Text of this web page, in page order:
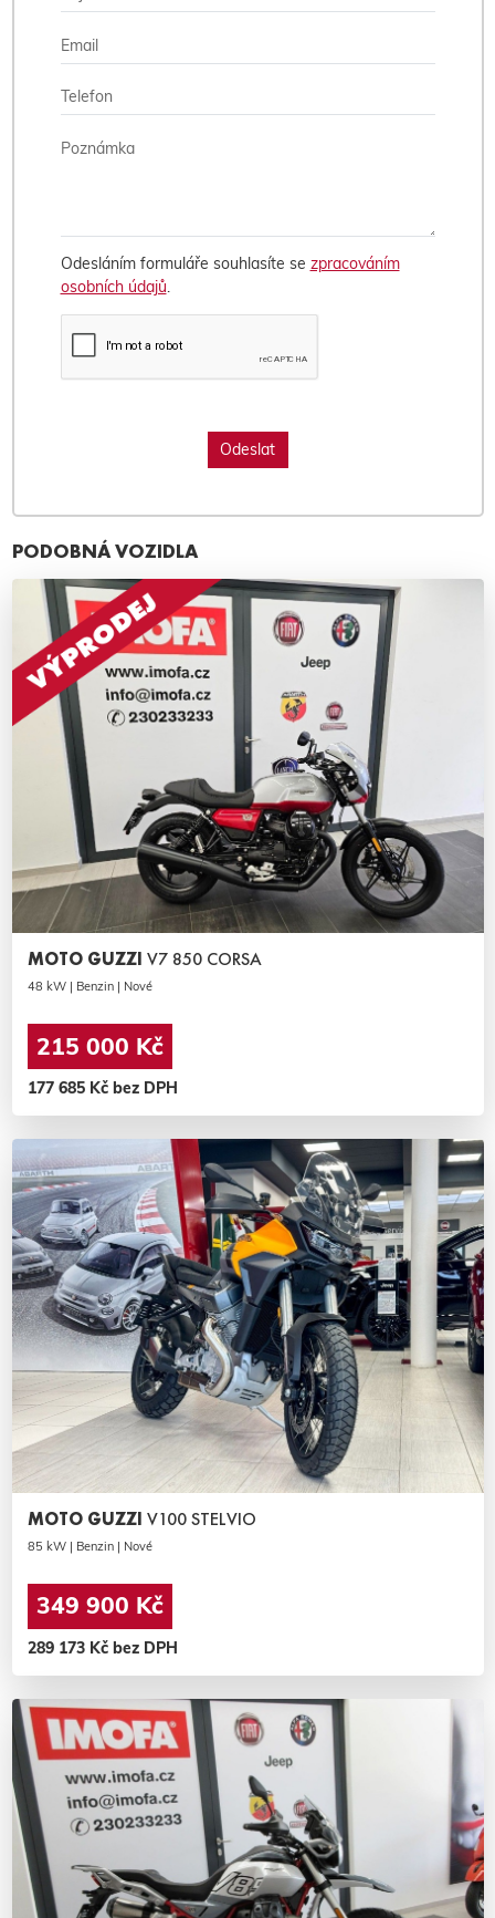
Odesláním formuláře souhlasíte se zpracováním
osobních údajů.
PODOBNÁ VOZIDLA
MOTO GUZZI V7 850 CORSA
48 kW | Benzin | Nové
215 000 Kč
177 685 Kč bez DPH
MOTO GUZZI V100 STELVIO
85 kW | Benzin | Nové
349 900 Kč
289 173 Kč bez DPH